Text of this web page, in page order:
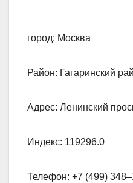
город: Москва
Район: Гагаринский
Адрес: Ленинский
Индекс: 119296.0
Телефон: +7 (499)